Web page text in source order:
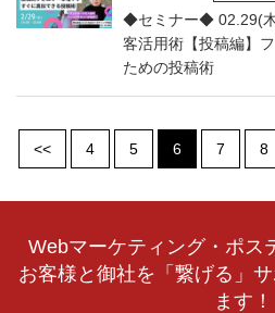
◆セミナー◆ 02.29(
客活用術【投稿編】
ための投稿術
<< 4 5 6 7 8
Webマーケティング・ポス
お客様と御社を「繋げる」
ます！